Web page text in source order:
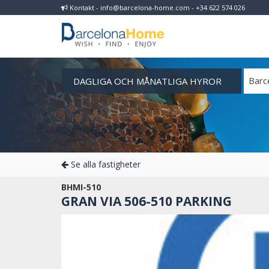
Kontakt - info@barcelona-home.com - +34 622 574 026
DAGLIGA OCH MÅNATLIGA HYROR
Se alla fastigheter
BHMI-510
GRAN VIA 506-510 PARKING